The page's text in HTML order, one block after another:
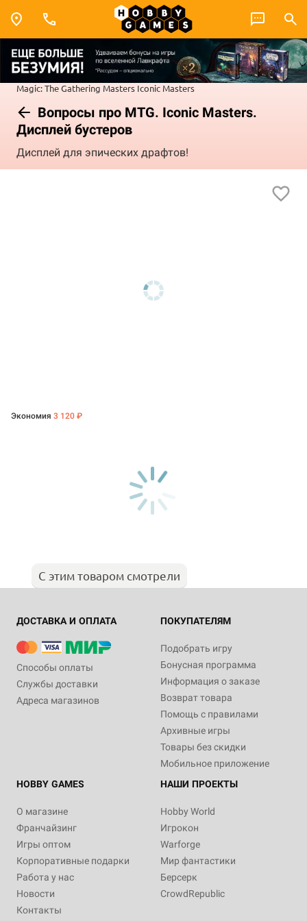
Magic: The Gathering Masters Iconic Masters
Вопросы про MTG. Iconic Masters.
Дисплей бустеров
Дисплей для эпических драфтов!
Экономия 3 120 ₽
С этим товаром смотрели
ДОСТАВКА И ОПЛАТА
Способы оплаты
Службы доставки
Адреса магазинов
ПОКУПАТЕЛЯМ
Подобрать игру
Бонусная программа
Информация о заказе
Возврат товара
Помощь с правилами
Архивные игры
Товары без скидки
Мобильное приложение
HOBBY GAMES
О магазине
Франчайзинг
Игры оптом
Корпоративные подарки
Работа у нас
Новости
Контакты
НАШИ ПРОЕКТЫ
Hobby World
Игрокон
Warforge
Мир фантастики
Берсерк
CrowdRepublic